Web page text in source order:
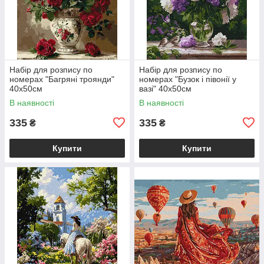
Набір для розпису по
номерах "Багряні троянди"
40х50см
В наявності
335 ₴
Купити
Набір для розпису по
номерах "Бузок і півонії у
вазі" 40х50см
В наявності
335 ₴
Купити